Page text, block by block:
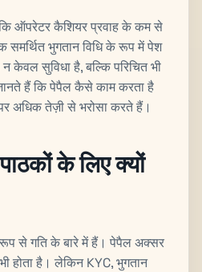
ऑपरेटर कैशियर प्रवाह के कम से
भुगतान विधि के रूप में पेश
केवल सुविधा है, बल्कि परिचित भी
हैं कि पेपैल कैसे काम करता है
अधिक तेज़ी से भरोसा करते हैं।
के लिए क्यों
से गति के बारे में हैं। पेपैल अक्सर
होता है। लेकिन KYC, भुगतान